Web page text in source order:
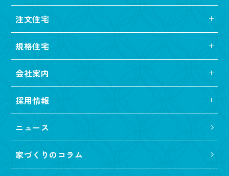
注文住宅
規格住宅
会社案内
採用情報
ニュース
家づくりのコラム